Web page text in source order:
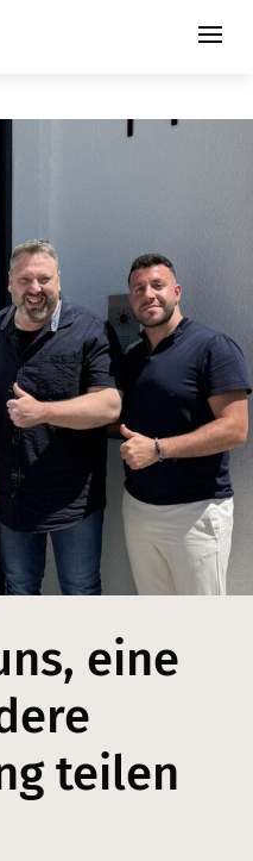
eine
teilen